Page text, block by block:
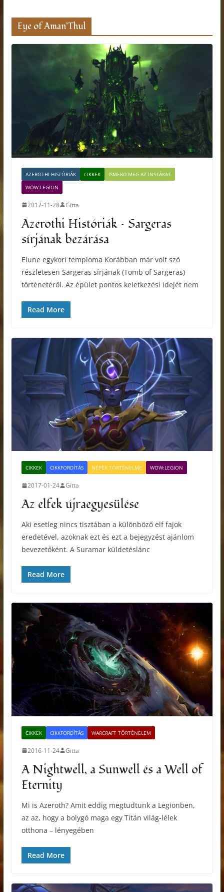
Eye of Aman’Thul
AZEROTHI HISTÓRIÁK CIKKEK
ISMERD MEG AZ INSTÁKAT
WOW:LEGION
2017-11-28 Gitta
Azerothi Históriák – Sargeras
sírjának bezárása
Elune egykori temploma Korábban már volt szó
részletesen Sargeras sírjának (Tomb of Sargeras)
történetéről. Az épület pontos keletkezési idejét nem
Read More
CIKKEK CIKKFORDÍTÁS NÉPEK TÖRTÉNELME WOW:LEGION
2017-01-24 Gitta
Az elfek újraegyesülése
Aki esetleg nincs tisztában a különböző elf fajok
eredetével, azoknak ezt és ezt a bejegyzést ajánlom
bevezetőként. A Suramar küldetéslánc
Read More
CIKKEK CIKKFORDÍTÁS WARCRAFT TÖRTÉNELEM
2016-11-24 Gitta
A Nightwell, a Sunwell és a Well of
Eternity
Mi is Azeroth? Amit eddig megtudtunk a Legionben,
az az, hogy a bolygó maga egy Titán világ-lélek
otthona – lényegében
Read More